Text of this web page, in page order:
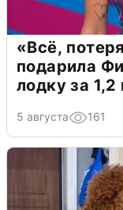
«Всё,
подарила
лодку за
5 августа 161